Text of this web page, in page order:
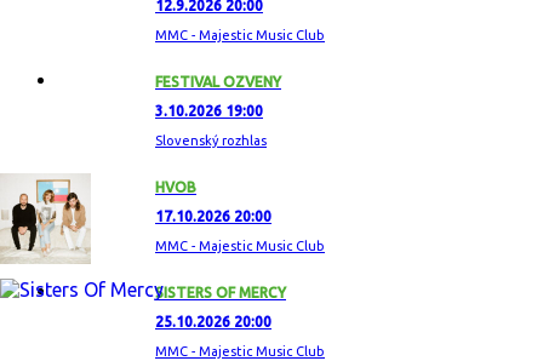
12.9.2026 20:00
MMC - Majestic Music Club
FESTIVAL OZVENY
3.10.2026 19:00
Slovenský rozhlas
HVOB
17.10.2026 20:00
MMC - Majestic Music Club
SISTERS OF MERCY
25.10.2026 20:00
MMC - Majestic Music Club